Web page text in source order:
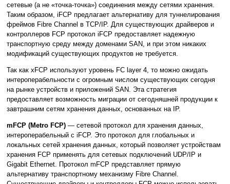
сетевые (а не «точка-точка») соединения между сетями хранения.
Таким образом, iFCP предлагает альтернативу для туннелирования
фреймов Fibre Channel в TCP/IP. Для существующих драйверов и
контроллеров FCP протокол iFCP предоставляет надежную
транспортную среду между доменами SAN, и при этом никаких
модификаций существующих продуктов не требуется.
Так как xFCP используют уровень FC layer 4, то можно ожидать
интероперабельности с огромным числом существующих сегодня
на рынке устройств и приложений SAN. Эта стратегия
предоставляет возможность миграции от сегодняшней продукции к
завтрашним сетям хранения данных, основанных на IP.
mFCP (Metro FCP) — сетевой протокол для хранения данных,
интероперабельный с iFCP. Это протокол для глобальных и
локальных сетей хранения данных, который позволяет устройствам
хранения FCP применять для сетевых подключений UDP/IP и
Gigabit Ethernet. Протокол mFCP представляет прямую
альтернативу транспортному механизму Fibre Channel.